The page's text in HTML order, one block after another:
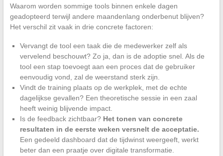
Waarom worden sommige tools binnen enkele dagen
geadopteerd terwijl andere maandenlang onderbenut blijven?
Het verschil zit vaak in drie concrete factoren:
Vervangt de tool een taak die de medewerker zelf als
vervelend beschouwt? Zo ja, dan is de adoptie snel. Als de
tool een stap toevoegt aan een proces dat de gebruiker
eenvoudig vond, zal de weerstand sterk zijn.
Vindt de training plaats op de werkplek, met de echte
dagelijkse gevallen? Een theoretische sessie in een zaal
heeft weinig blijvende impact.
Is de feedback zichtbaar? Het tonen van concrete
resultaten in de eerste weken versnelt de acceptatie.
Een gedeeld dashboard dat de tijdwinst weergeeft, werkt
beter dan een praatje over digitale transformatie.